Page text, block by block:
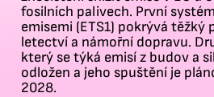
fosilních palivech. První
emisemi (ETS1) pokrývá těžký
letectví a námořní dopravu.
který se týká emisí z budov a
odložen a jeho spuštění je
2028.